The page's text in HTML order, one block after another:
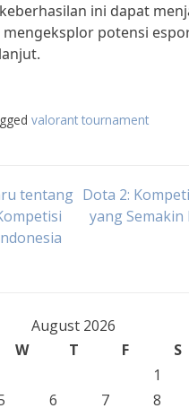
ini dapat
potensi
valorant tournament
tentang Dota 2:
yang Semakin
August 2026
W T F S
1
6 7 8